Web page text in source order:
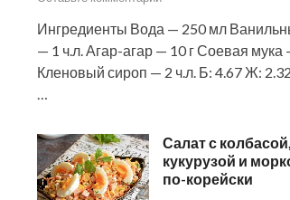
Ингредиенты Вода — 250 мл
— 1 ч.л. Агар-агар — 10 г Соевая мука
Кленовый сироп — 2 ч.л. Б: 4.67 Ж:
…
Салат с колбасой,
кукурузой и
по-корейски